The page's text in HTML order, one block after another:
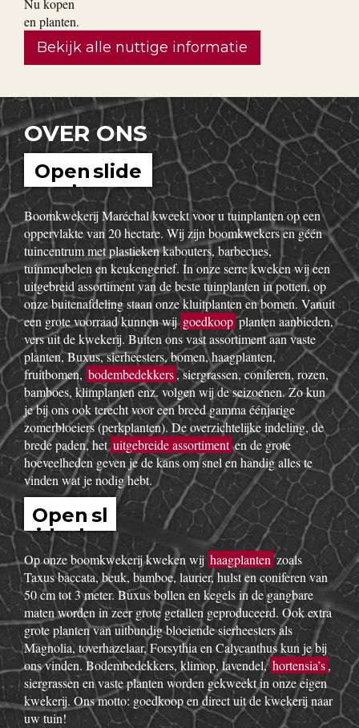
Bekijk alle nuttige informatie
OVER ONS
Open slide
show
Boomkwekerij Maréchal kweekt voor u tuinplanten op een
oppervlakte van 20 hectare. Wij zijn boomkwekers en géén
tuincentrum met plastieken kabouters, barbecues,
tuinmeubelen en keukengerief. In onze serre kweken wij een
uitgebreid assortiment van de beste tuinplanten in potten, op
onze buitenafdeling staan onze kluitplanten en bomen. Vanuit
een grote voorraad kunnen wijgoedkoopplanten aanbieden,
vers uit de kwekerij. Buiten ons vast assortiment aan vaste
planten, Buxus, sierheesters, bomen, haagplanten,
fruitbomen, bodembedekkers, siergrassen, coniferen, rozen,
bamboes, klimplanten enz. volgen wij de seizoenen. Zo kun
je bij ons ook terecht voor een breed gamma éénjarige
zomerbloeiers (perkplanten). De overzichtelijke indeling, de
brede paden, hetuitgebreide assortimenten de grote
hoeveelheden geven je de kans om snel en handig alles te
vinden wat je nodig hebt.
Open sl
idesho
w
Op onze boomkwekerij kweken wij haagplantenzoals
Taxus baccata, beuk, bamboe, laurier, hulst en coniferen van
50 cm tot 3 meter. Buxus bollen en kegels in de gangbare
maten worden in zeer grote getallen geproduceerd. Ook extra
grote planten van uitbundig bloeiende sierheesters als
Magnolia, toverhazelaar, Forsythia en Calycanthus kun je bij
ons vinden. Bodembedekkers, klimop, lavendel,hortensia’s,
siergrassen en vaste planten worden gekweekt in onze eigen
kwekerij. Ons motto: goedkoop en direct uit de kwekerij naar
uw tuin!